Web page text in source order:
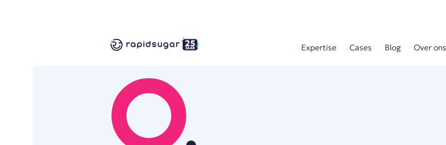
Expertise Cases Blog Over